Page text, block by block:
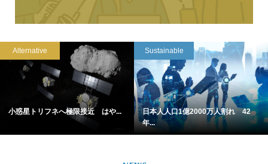
Alternative
小惑星トリフネへ極限接近 はや...
Sustainable
日本人人口1億2000万人割れ 42
年...